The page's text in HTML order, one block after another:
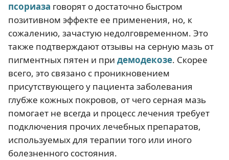
псориаза говорят о достаточно быстром
позитивном эффекте ее применения, но, к
сожалению, зачастую недолговременном. Это
также подтверждают отзывы на серную мазь от
пигментных пятен и при демодекозе. Скорее
всего, это связано с проникновением
присутствующего у пациента заболевания
глубже кожных покровов, от чего серная мазь
помогает не всегда и процесс лечения требует
подключения прочих лечебных препаратов,
используемых для терапии того или иного
болезненного состояния.